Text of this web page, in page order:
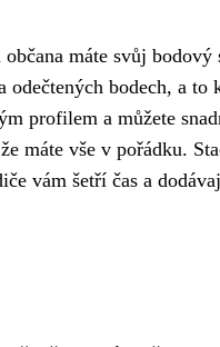
máte svůj bodový
odečtených bodech, a
profilem a můžete
máte vše v pořádku.
vám šetří čas a